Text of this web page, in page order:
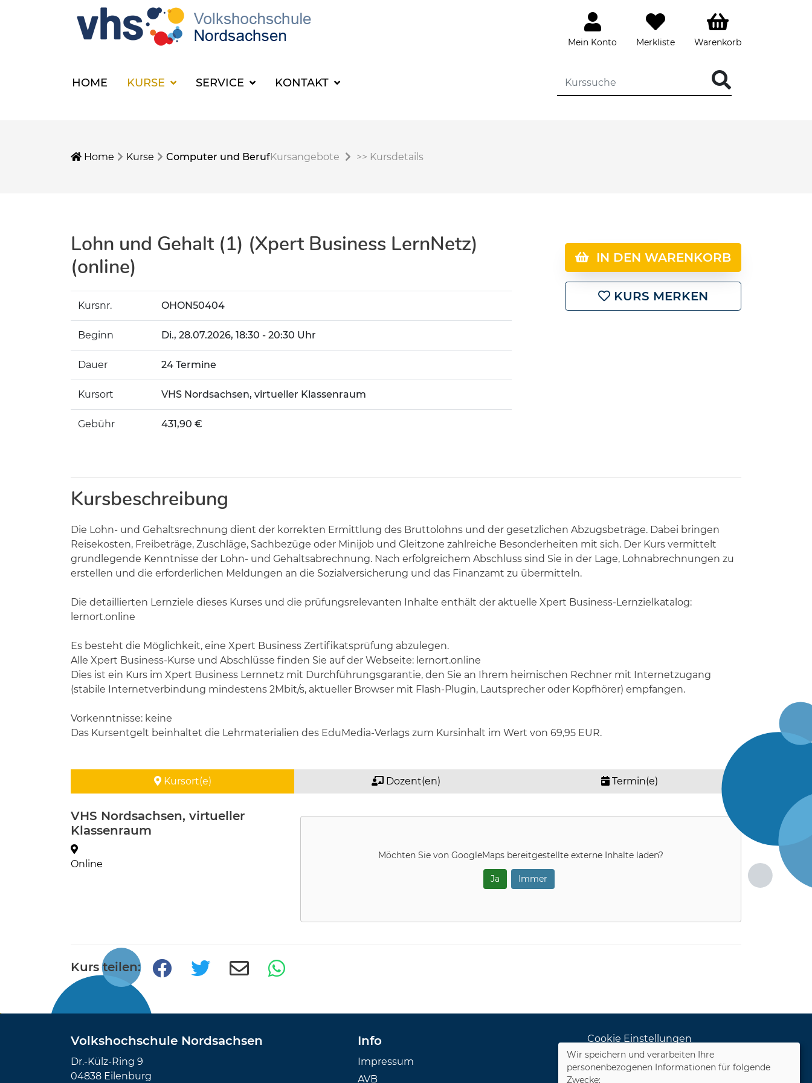
Mein Konto Merkliste Warenkorb
HOME KURSE SERVICE KONTAKT
Home Kurse Computer und BerufKursangebote >> Kursdetails
Lohn und Gehalt (1) (Xpert Business LernNetz)
(online)
Kursnr. OHON50404
Beginn Di., 28.07.2026, 18:30 - 20:30 Uhr
Dauer 24 Termine
Kursort VHS Nordsachsen, virtueller Klassenraum
Gebühr 431,90 €
IN DEN WARENKORB
KURS MERKEN
Kursbeschreibung
Die Lohn- und Gehaltsrechnung dient der korrekten Ermittlung des Bruttolohns und der gesetzlichen Abzugsbeträge. Dabei bringen
Reisekosten, Freibeträge, Zuschläge, Sachbezüge oder Minijob und Gleitzone zahlreiche Besonderheiten mit sich. Der Kurs vermittelt
grundlegende Kenntnisse der Lohn- und Gehaltsabrechnung. Nach erfolgreichem Abschluss sind Sie in der Lage, Lohnabrechnungen zu
erstellen und die erforderlichen Meldungen an die Sozialversicherung und das Finanzamt zu übermitteln.
Die detaillierten Lernziele dieses Kurses und die prüfungsrelevanten Inhalte enthält der aktuelle Xpert Business-Lernzielkatalog:
lernort.online
Es besteht die Möglichkeit, eine Xpert Business Zertifikatsprüfung abzulegen.
Alle Xpert Business-Kurse und Abschlüsse finden Sie auf der Webseite: lernort.online
Dies ist ein Kurs im Xpert Business Lernnetz mit Durchführungsgarantie, den Sie an Ihrem heimischen Rechner mit Internetzugang
(stabile Internetverbindung mindestens 2Mbit/s, aktueller Browser mit Flash-Plugin, Lautsprecher oder Kopfhörer) empfangen.
Vorkenntnisse: keine
Das Kursentgelt beinhaltet die Lehrmaterialien des EduMedia-Verlags zum Kursinhalt im Wert von 69,95 EUR.
Kursort(e) Dozent(en) Termin(e)
VHS Nordsachsen, virtueller
Klassenraum
Online
Möchten Sie von GoogleMaps bereitgestellte externe Inhalte laden?
Ja Immer
Kurs teilen:
Volkshochschule Nordsachsen
Dr.-Külz-Ring 9
04838 Eilenburg
Info
Impressum
AVB
Cookie Einstellungen
Dozenten-Login
Wir speichern und verarbeiten Ihre
personenbezogenen Informationen für folgende
Zwecke: